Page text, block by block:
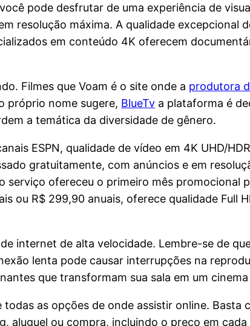
pode desfrutar de uma experiência de
resolução máxima. A qualidade excepcional
em conteúdo 4K oferecem
Filmes que Voam é o site onde a produtora
próprio nome sugere, BlueTv a plataforma é
a temática da diversidade de gênero.
ESPN, qualidade de vídeo em 4K UHD/
gratuitamente, com anúncios e em
ofereceu o primeiro mês promocional
ou R$ 299,90 anuais, oferece qualidade Full
internet de alta velocidade. Lembre-se de
lenta pode causar interrupções na
que transformam sua sala em um
as opções de onde assistir online. Basta
aluguel ou compra, incluindo o preço em